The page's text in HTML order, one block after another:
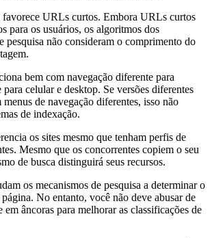
URLs curtos. Embora URLs curtos
para os usuários, os algoritmos dos
pesquisa não consideram o comprimento do
bem com navegação diferente para
para celular e desktop. Se versões diferentes
de navegação diferentes, isso não
de indexação.
os sites mesmo que tenham perfis de
Mesmo que os concorrentes copiem o seu
de busca distinguirá seus recursos.
os mecanismos de pesquisa a determinar o
No entanto, você não deve abusar de
em âncoras para melhorar as classificações de